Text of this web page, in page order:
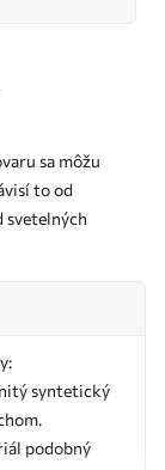
sa môžu
to od
svetelných
syntetický
podobný